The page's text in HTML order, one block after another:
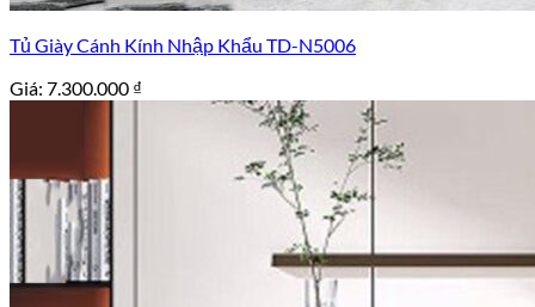
Tủ Giày Cánh Kính Nhập Khẩu TD-N5006
Giá: 7.300.000 ₫